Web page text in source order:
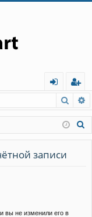
д
г
ис
тр
записи
вы не изменили его в